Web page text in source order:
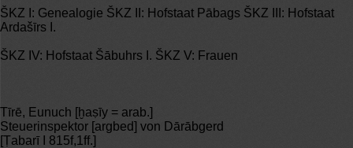
ŠKZ I: Genealogie ŠKZ II: Hofstaat Pābags ŠKZ III: Hofstaat
Ardašīrs I.
ŠKZ IV: Hofstaat Šābuhrs I. ŠKZ V: Frauen
Tīrē, Eunuch [ḫaṣīy = arab.]
Steuerinspektor [argbed] von Dārābgerd
[Ṭabarī I 815f,1ff.]